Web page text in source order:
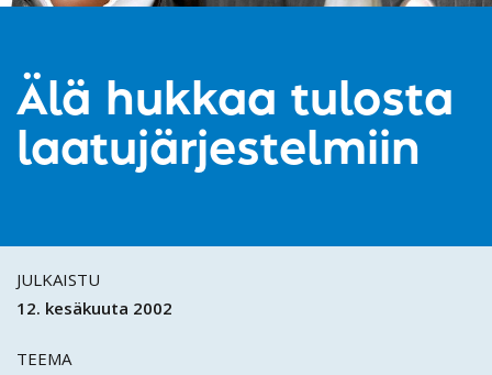
Älä hukkaa tulosta
laatujärjestelmiin
JULKAISTU
12. kesäkuuta 2002
TEEMA